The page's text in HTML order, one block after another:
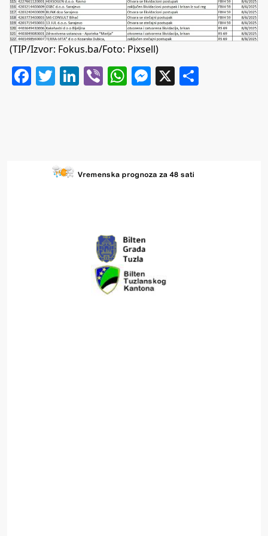
(TIP/Izvor: Fokus.ba/Foto: Pixsell)
Facebook
Twitter
LinkedIn
ViberWhatsApp
Messenger
X